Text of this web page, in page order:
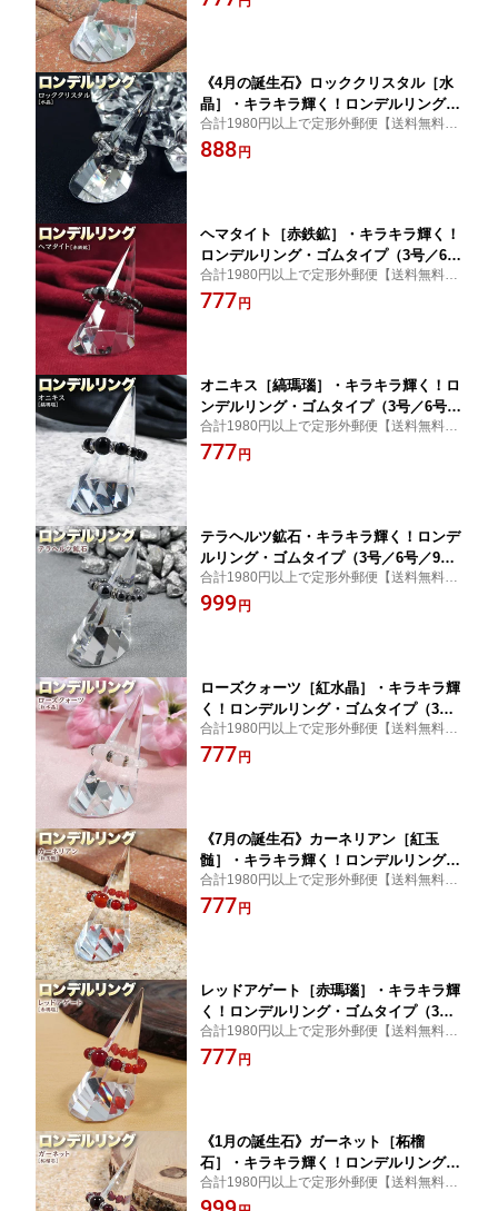
《4月の誕生石》ロッククリスタル［水
晶］・キラキラ輝く！ロンデルリング・
ゴムタイプ（3号／6号／9号／12号／15
号）・パワーストーン・天然石・ハンド
合計1980円以上で定形外郵便【送料無料】
サイズが選べる！
888円
ヘマタイト［赤鉄鉱］・キラキラ輝く！
ロンデルリング・ゴムタイプ（3号／6号
／9号／12号／15号／18号）・パワース
トーン・天然石・ハンドメイド・手作
合計1980円以上で定形外郵便【送料無料】
サイズが選べる！
777円
オニキス［縞瑪瑙］・キラキラ輝く！ロ
ンデルリング・ゴムタイプ（3号／6号／
9号／12号／15号／18号）・パワースト
ーン・天然石・ハンドメイド・手作り・
合計1980円以上で定形外郵便【送料無料】
サイズが選べる！
777円
テラヘルツ鉱石・キラキラ輝く！ロンデ
ルリング・ゴムタイプ（3号／6号／9号
／12号／15号／18号）・パワーストー
ン・天然石・ハンドメイド・手作り・柔
合計1980円以上で定形外郵便【送料無料】
サイズが選べる！
999円
ローズクォーツ［紅水晶］・キラキラ輝
く！ロンデルリング・ゴムタイプ（3号
／6号／9号／12号／15号／18号）・パ
ワーストーン・天然石・ハンドメイド・
合計1980円以上で定形外郵便【送料無料】
サイズが選べる！
777円
《7月の誕生石》カーネリアン［紅玉
髄］・キラキラ輝く！ロンデルリング・
ゴムタイプ（3号／6号／9号／12号／15
号／18号）・パワーストーン・天然石・
合計1980円以上で定形外郵便【送料無料】
サイズが選べる！
777円
レッドアゲート［赤瑪瑙］・キラキラ輝
く！ロンデルリング・ゴムタイプ（3号
／6号／9号／12号／15号／18号）・パ
ワーストーン・天然石・ハンドメイド・
合計1980円以上で定形外郵便【送料無料】
サイズが選べる！
777円
《1月の誕生石》ガーネット［柘榴
石］・キラキラ輝く！ロンデルリング・
ゴムタイプ（3号／6号／9号／12号／15
号／18号）・パワーストーン・天然石・
合計1980円以上で定形外郵便【送料無料】
サイズが選べる！